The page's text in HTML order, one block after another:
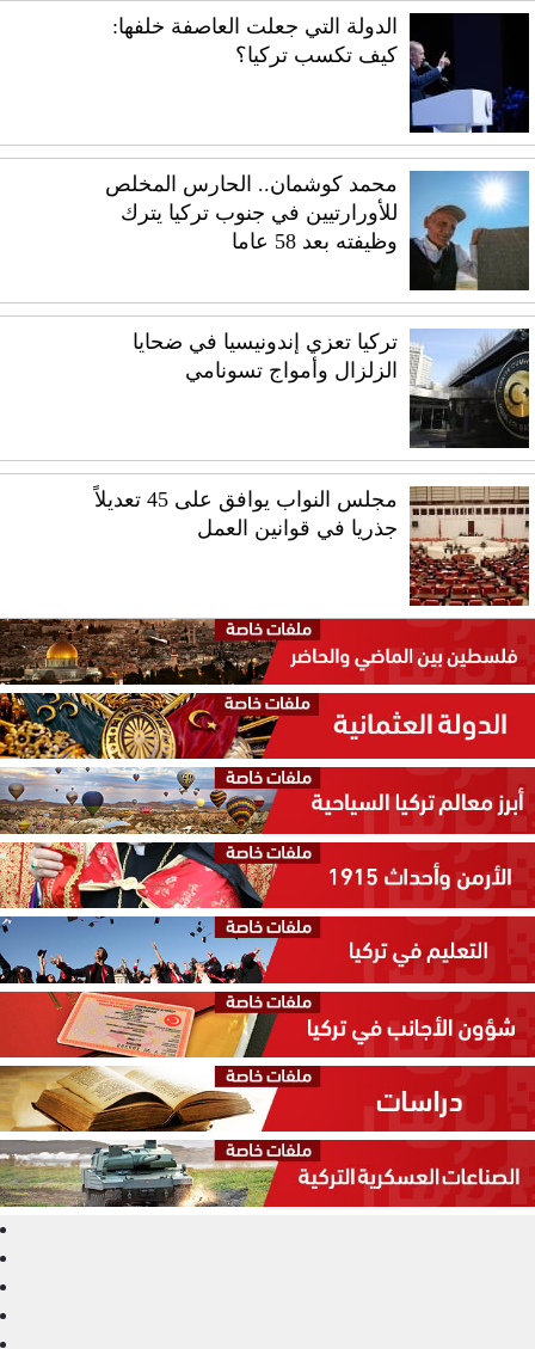
الدولة التي جعلت العاصفة خلفها:
كيف تكسب تركيا؟
محمد كوشمان.. الحارس المخلص
للأورارتيين في جنوب تركيا يترك
وظيفته بعد 58 عاما
تركيا تعزي إندونيسيا في ضحايا
الزلزال وأمواج تسونامي
مجلس النواب يوافق على 45 تعديلاً
جذريا في قوانين العمل